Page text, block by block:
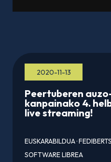
2020-11-13
Peertuberen
kanpainako 4.
live streaming!
EUSKARABILDUA·
SOFTWARE LIBREA